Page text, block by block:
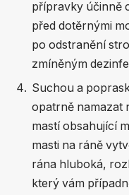
přípravky účinně
před dotěrnými
po odstranění
zmíněným
Suchou a
opatrně namazat
mastí obsahující
masti na ráně
rána hluboká,
který vám